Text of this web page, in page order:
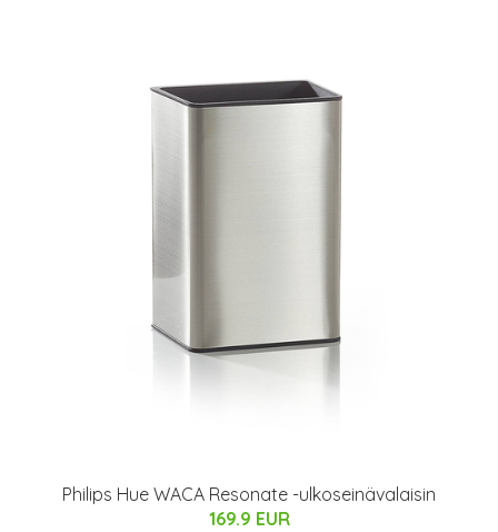
Philips Hue WACA Resonate -ulkoseinävalaisin
169.9 EUR